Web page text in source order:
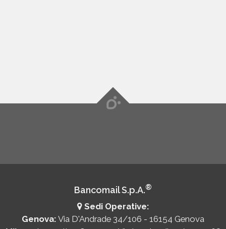
Bancomail S.p.A.®
Sedi Operative:
Genova: Via D'Andrade 34/106 - 16154 Genova